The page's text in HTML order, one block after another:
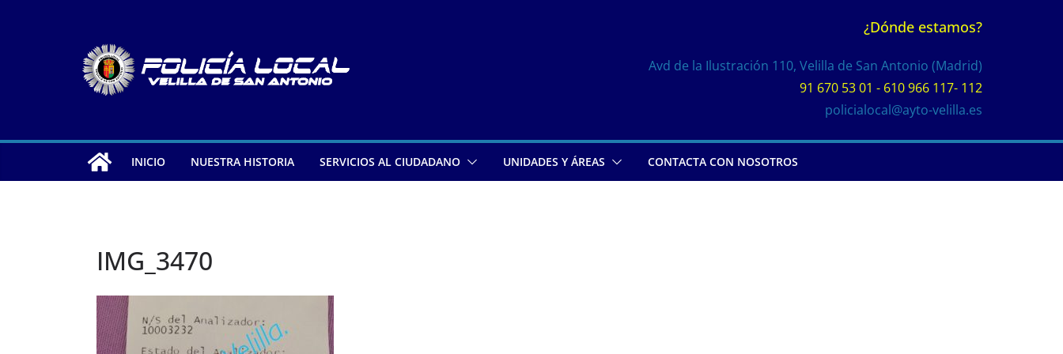
¿Dónde estamos?
Avd de la Ilustración 110, Velilla de San Antonio (Madrid)
91 670 53 01 - 610 966 117- 112
policialocal@ayto-velilla.es
INICIO NUESTRA HISTORIA SERVICIOS AL CIUDADANO UNIDADES Y ÁREAS CONTACTA CON NOSOTROS
IMG_3470